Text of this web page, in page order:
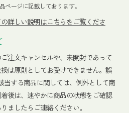
ページに記載しております。
詳しい説明はこちらをご覧くださ
注文キャンセルや、未開封であって
は原則としてお受けできません。誤
当する商品に関しては、例外として商
後は、速やかに商品の状態をご確認
ましたらご連絡ください。